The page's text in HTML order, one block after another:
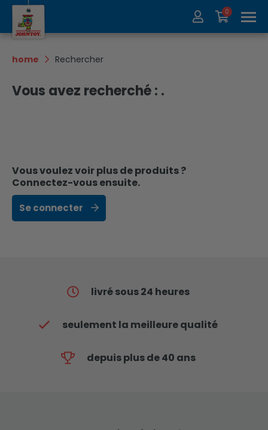
À propos de nous
Salons Recycler
0
home Rechercher
Vous avez recherché : .
Vous voulez voir plus de produits ?
Connectez-vous ensuite.
Se connecter
livré sous 24 heures
seulement la meilleure qualité
depuis plus de 40 ans